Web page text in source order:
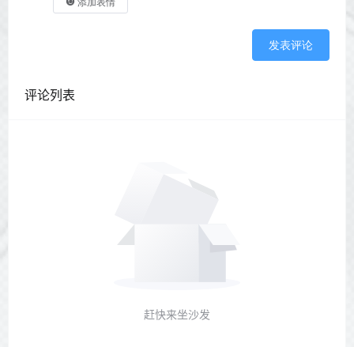
添加表情
发表评论
评论列表
赶快来坐沙发